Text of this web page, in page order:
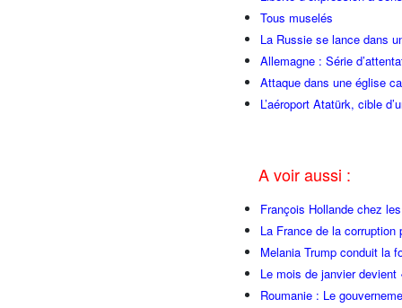
Tous muselés
La Russie se lance dans
Allemagne : Série
Attaque dans une église
L’aéroport Atatürk, cible
A voir aussi :
François Hollande chez
La France de la
Melania Trump conduit la
Le mois de janvier
Roumanie : Le